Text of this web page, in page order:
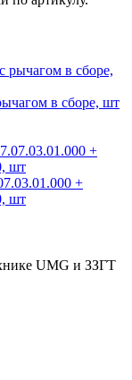
в сборе, шт
+
шт
UMG и ЗЗГТ